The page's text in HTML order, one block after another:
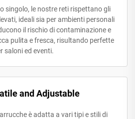
singolo, le nostre reti rispettano gli
ideali sia per ambienti personali
il rischio di contaminazione e
pulita e fresca, risultando perfette
saloni ed eventi.
and Adjustable
è adatta a vari tipi e stili di